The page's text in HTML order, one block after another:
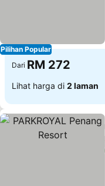
Pilihan Popular
Dari RM 272
Lihat harga di 2 laman